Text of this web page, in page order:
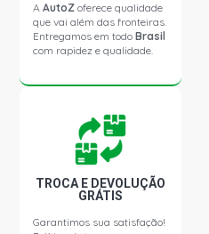
VERSAILLES GL SEDAN 2.0
VERSAILLES GL I SEDAN 2.0
GOL G1 GTI HATCH 2.0 8V AP
QUANTUM CD SW 1.8 8V AP
QUANTUM CG SW 1.8 8V AP
AAutoZ oferece qualidade
que vai além das fronteiras.
Entregamos em todoBrasil
com rapidez e qualidade.
TROCA E DEVOLUÇÃO
GRÁTIS
Garantimos sua satisfação!